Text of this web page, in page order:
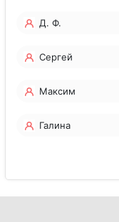
Д. Ф.
Сергей
Максим
Галина